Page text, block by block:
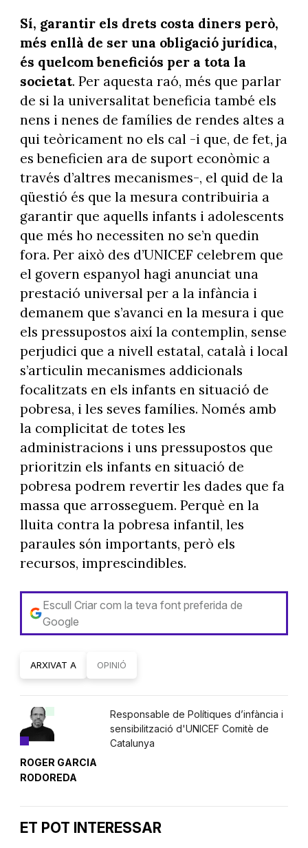
Sí, garantir els drets costa diners però,
més enllà de ser una obligació jurídica,
és quelcom beneficiós per a tota la
societat. Per aquesta raó, més que parlar
de si la universalitat beneficia també els
nens i nenes de famílies de rendes altes a
qui teòricament no els cal -i que, de fet, ja
es beneficien ara de suport econòmic a
través d’altres mecanismes-, el quid de la
qüestió és que la mesura contribuiria a
garantir que aquells infants i adolescents
que més ho necessiten no se’n quedin
fora. Per això des d’UNICEF celebrem que
el govern espanyol hagi anunciat una
prestació universal per a la infància i
demanem que s’avanci en la mesura i que
els pressupostos així la contemplin, sense
perjudici que a nivell estatal, català i local
s’articulin mecanismes addicionals
focalitzats en els infants en situació de
pobresa, i les seves famílies. Només amb
la complicitat de totes les
administracions i uns pressupostos que
prioritzin els infants en situació de
pobresa podrem revertir les dades que fa
massa que arrosseguem. Perquè en la
lluita contra la pobresa infantil, les
paraules són importants, però els
recursos, imprescindibles.
Escull Criar com la teva font preferida de
Google
ARXIVAT A OPINIÓ
ROGER GARCIA
RODOREDA
Responsable de Polítiques d’infància i
sensibilització d'UNICEF Comitè de
Catalunya
ET POT INTERESSAR